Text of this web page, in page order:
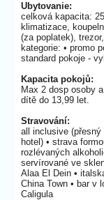
Ubytovanie:
celková kapacita:
klimatizace,
(za poplatek),
kategorie: • promo
standard pokoje -
Kapacita pokojů:
Max 2 dosp osoby
dítě do 13,99 let.
Stravování:
all inclusive
hotel) • strava
rozlévaných
servírované ve
Alaa El Dein •
China Town • bar v
Caligula